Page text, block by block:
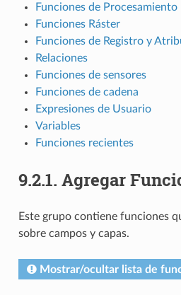
Funciones de Procesamiento
Funciones Ráster
Funciones de Registro y
Relaciones
Funciones de sensores
Funciones de cadena
Expresiones de Usuario
Variables
Funciones recientes
9.2.1. Agregar
Este grupo contiene funciones
sobre campos y capas.
Mostrar/ocultar lista de